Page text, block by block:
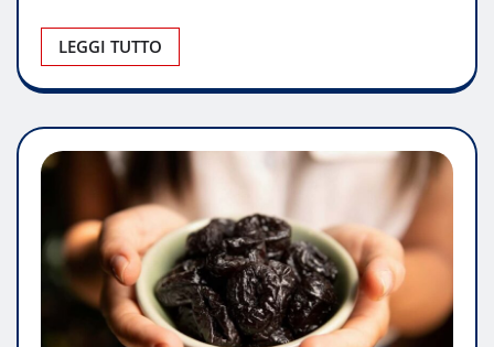
LEGGI TUTTO